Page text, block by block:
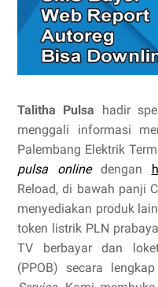
Talitha Pulsa hadir
menggali informasi
Palembang Elektrik
pulsa onlinedengan
Reload, di bawah panji
menyediakan produk
token listrik PLN
TV berbayar dan
(PPOB) secara